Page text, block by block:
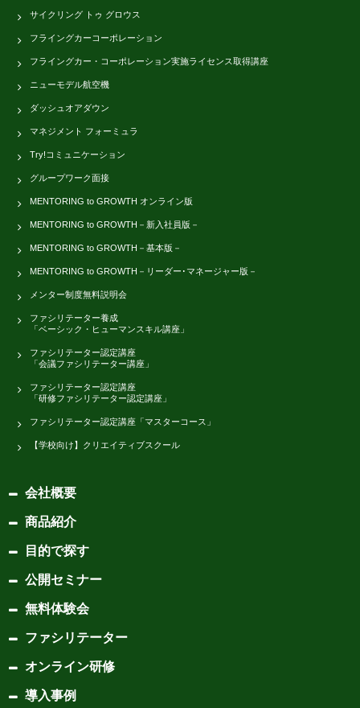
サイクリング トゥ グロウス
フライングカーコーポレーション
フライングカー・コーポレーション実施ライセンス取得講座
ニューモデル航空機
ダッシュオアダウン
マネジメント フォーミュラ
Try!コミュニケーション
グループワーク面接
MENTORING to GROWTH オンライン版
MENTORING to GROWTH－新入社員版－
MENTORING to GROWTH－基本版－
MENTORING to GROWTH－リーダー･マネージャー版－
メンター制度無料説明会
ファシリテーター養成
「ベーシック・ヒューマンスキル講座」
ファシリテーター認定講座
「会議ファシリテーター講座」
ファシリテーター認定講座
「研修ファシリテーター認定講座」
ファシリテーター認定講座「マスターコース」
【学校向け】クリエイティブスクール
会社概要
商品紹介
目的で探す
公開セミナー
無料体験会
ファシリテーター
オンライン研修
導入事例